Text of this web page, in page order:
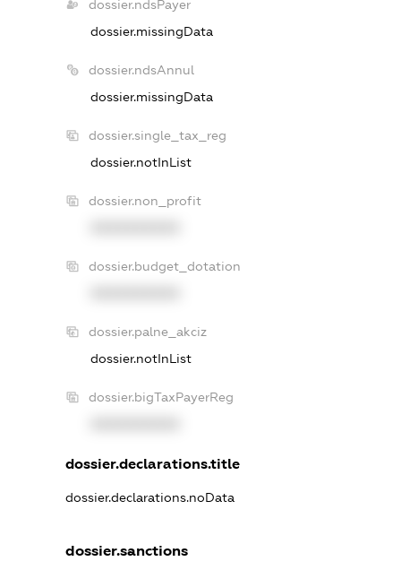
dossier.ndsPayer
dossier.missingData
dossier.ndsAnnul
dossier.missingData
dossier.single_tax_reg
dossier.notInList
dossier.non_profit
dossier.budget_dotation
dossier.palne_akciz
dossier.notInList
dossier.bigTaxPayerReg
dossier.declarations.title
dossier.declarations.noData
dossier.sanctions